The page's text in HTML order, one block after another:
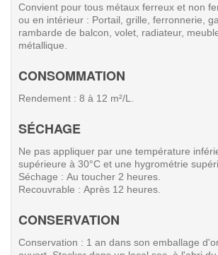
Convient pour tous métaux ferreux et non
ou en intérieur : Portail, grille, ferronnerie,
rambarde de balcon, volet, radiateur,
métallique.
CONSOMMATION
Rendement : 8 à 12 m²/L.
SÉCHAGE
Ne pas appliquer par une température
supérieure à 30°C et une hygrométrie
Séchage : Au toucher 2 heures.
Recouvrable : Après 12 heures.
CONSERVATION
Conservation : 1 an dans son emballage